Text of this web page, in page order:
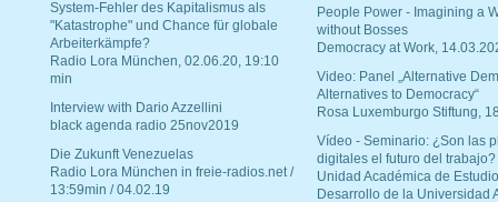
System-Fehler des Kapitalismus als
"Katastrophe" und Chance für globale
Arbeiterkämpfe?
Radio Lora München, 02.06.20, 19:10
min
Interview with Dario Azzellini
black agenda radio 25nov2019
Die Zukunft Venezuelas
Radio Lora München in freie-radios.net /
13:59min / 04.02.19
People Power - Imagining a
without Bosses
Democracy at Work,
Video: Panel „Alternative
Alternatives to Democracy“
Rosa Luxemburgo Stiftung,
Vídeo - Seminario: ¿Son las
digitales el futuro del trabajo?
Unidad Académica de
Desarrollo de la Universidad